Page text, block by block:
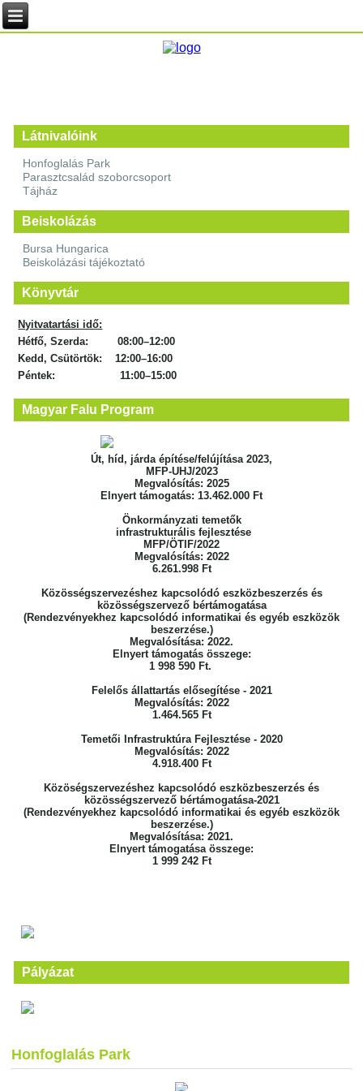
Látnivalóink
Honfoglalás Park
Parasztcsalád szoborcsoport
Tájház
Beiskolázás
Bursa Hungarica
Beiskolázási tájékoztató
Könyvtár
Nyitvatartási idő:
Hétfő, Szerda: 08:00–12:00
Kedd, Csütörtök: 12:00–16:00
Péntek: 11:00–15:00
Magyar Falu Program
Út, híd, járda építése/felújítása 2023,
MFP-UHJ/2023
Megvalósítás: 2025
Elnyert támogatás: 13.462.000 Ft
Önkormányzati temetők
infrastrukturális fejlesztése
MFP/ÖTIF/2022
Megvalósítás: 2022
6.261.998 Ft
Közösségszervezéshez kapcsolódó eszközbeszerzés és
közösségszervező bértámogatása
(Rendezvényekhez kapcsolódó informatikai és egyéb eszközök
beszerzése.)
Megvalósítása: 2022.
Elnyert támogatás összege:
1 998 590 Ft.
Felelős állattartás elősegítése - 2021
Megvalósítás: 2022
1.464.565 Ft
Temetői Infrastruktúra Fejlesztése - 2020
Megvalósítás: 2022
4.918.400 Ft
Közöségszervezéshez kapcsolódó eszközbeszerzés és
közösségszervező bértámogatása-2021
(Rendezvényekhez kapcsolódó informatikai és egyéb eszközök
beszerzése.)
Megvalósítása: 2021.
Elnyert támogatása összege:
1 999 242 Ft
Pályázat
Honfoglalás Park